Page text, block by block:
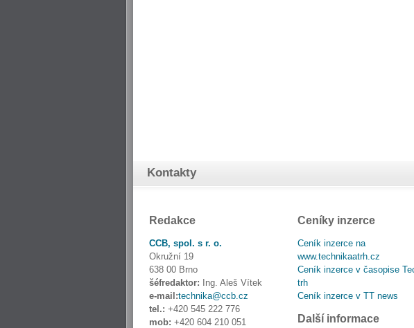
Kontakty
Redakce
CCB, spol. s r. o.
Okružní 19
638 00 Brno
šéfredaktor: Ing. Aleš Vítek
e-mail:technika@ccb.cz
tel.: +420 545 222 776
mob: +420 604 210 051
Ceníky inzerce
Ceník inzerce na
www.technikaatrh.cz
Ceník inzerce v časopise
trh
Ceník inzerce v TT news
Další informace